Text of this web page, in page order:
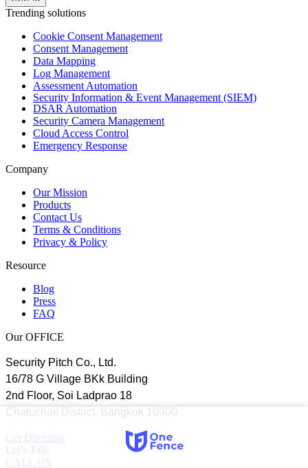
Trending solutions
Cookie Consent Management
Consent Management
Data Mapping
Log Management
Assessment Automation
Security Information & Event Management (SIEM)
DSAR Automation
Security Camera Management
Cloud Access Control
Emergency Response
Company
Our Mission
Products
Contact Us
Terms & Conditions
Privacy & Policy
Resource
Blog
Press
FAQ
Our OFFICE
Security Pitch Co., Ltd.
16/78 G Village BKk Building
2nd Floor, Soi Ladprao 18
Chatuchak District, Bangkok 10900
Get Direction
Let’s Talk
CALL US